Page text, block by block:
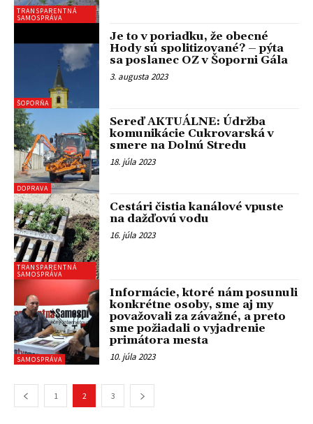
TRANSPARENTNÁ
SAMOSPRÁVA
ŠOPORŇA
Je to v poriadku, že obecné
Hody sú spolitizované? – pýta
sa poslanec OZ v Šoporni Gála
3. augusta 2023
DOPRAVA
Sereď AKTUÁLNE: Údržba
komunikácie Cukrovarská v
smere na Dolnú Stredu
18. júla 2023
TRANSPARENTNÁ
SAMOSPRÁVA
Cestári čistia kanálové vpuste
na dažďovú vodu
16. júla 2023
SAMOSPRÁVA
Informácie, ktoré nám posunuli
konkrétne osoby, sme aj my
považovali za závažné, a preto
sme požiadali o vyjadrenie
primátora mesta
10. júla 2023
1 2 3